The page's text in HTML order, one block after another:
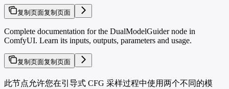
复制页面复制页面
Complete documentation for the DualModelGuider node in
ComfyUI. Learn its inputs, outputs, parameters and usage.
复制页面复制页面
此节点允许您在引导式 CFG 采样过程中使用两个不同的模